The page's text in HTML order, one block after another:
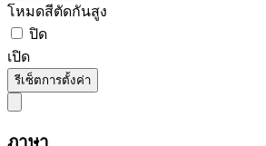
โหมดสีตัดกันสูง
ปิด
เปิด
รีเซ็ตการตั้งค่า
ภาษา